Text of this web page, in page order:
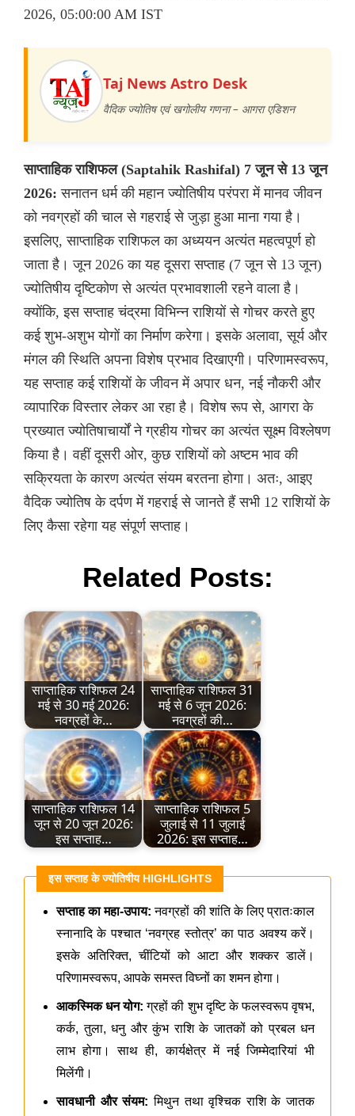
2026, 05:00:00 AM IST
Taj News Astro Desk
वैदिक ज्योतिष एवं खगोलीय गणना – आगरा एडिशन
साप्ताहिक राशिफल (Saptahik Rashifal) 7 जून से 13 जून
2026: सनातन धर्म की महान ज्योतिषीय परंपरा में मानव जीवन
को नवग्रहों की चाल से गहराई से जुड़ा हुआ माना गया है।
इसलिए, साप्ताहिक राशिफल का अध्ययन अत्यंत महत्वपूर्ण हो
जाता है। जून 2026 का यह दूसरा सप्ताह (7 जून से 13 जून)
ज्योतिषीय दृष्टिकोण से अत्यंत प्रभावशाली रहने वाला है।
क्योंकि, इस सप्ताह चंद्रमा विभिन्न राशियों से गोचर करते हुए
कई शुभ-अशुभ योगों का निर्माण करेगा। इसके अलावा, सूर्य और
मंगल की स्थिति अपना विशेष प्रभाव दिखाएगी। परिणामस्वरूप,
यह सप्ताह कई राशियों के जीवन में अपार धन, नई नौकरी और
व्यापारिक विस्तार लेकर आ रहा है। विशेष रूप से, आगरा के
प्रख्यात ज्योतिषाचार्यों ने ग्रहीय गोचर का अत्यंत सूक्ष्म विश्लेषण
किया है। वहीं दूसरी ओर, कुछ राशियों को अष्टम भाव की
सक्रियता के कारण अत्यंत संयम बरतना होगा। अतः, आइए
वैदिक ज्योतिष के दर्पण में गहराई से जानते हैं सभी 12 राशियों के
लिए कैसा रहेगा यह संपूर्ण सप्ताह।
Related Posts:
साप्ताहिक राशिफल 24
मई से 30 मई 2026:
नवग्रहों के…
​साप्ताहिक राशिफल 31
मई से 6 जून 2026:
नवग्रहों की…
साप्ताहिक राशिफल 14
जून से 20 जून 2026:
इस सप्ताह…
साप्ताहिक राशिफल 5
जुलाई से 11 जुलाई
2026: इस सप्ताह…
इस सप्ताह के ज्योतिषीय HIGHLIGHTS
सप्ताह का महा-उपाय: नवग्रहों की शांति के लिए प्रातःकाल
स्नानादि के पश्चात ‘नवग्रह स्तोत्र’ का पाठ अवश्य करें।
इसके अतिरिक्त, चींटियों को आटा और शक्कर डालें।
परिणामस्वरूप, आपके समस्त विघ्नों का शमन होगा।
आकस्मिक धन योग: ग्रहों की शुभ दृष्टि के फलस्वरूप वृषभ,
कर्क, तुला, धनु और कुंभ राशि के जातकों को प्रबल धन
लाभ होगा। साथ ही, कार्यक्षेत्र में नई जिम्मेदारियां भी
मिलेंगी।
सावधानी और संयम: मिथुन तथा वृश्चिक राशि के जातक